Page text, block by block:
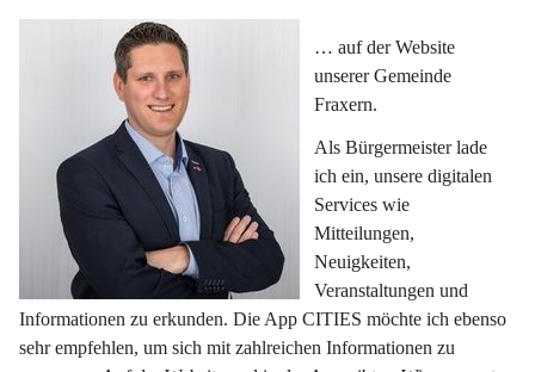
… auf der Website
unserer Gemeinde
Fraxern.
Als Bürgermeister lade
ich ein, unsere digitalen
Services wie
Mitteilungen,
Neuigkeiten,
Veranstaltungen und
Informationen zu erkunden. Die App CITIES möchte ich ebenso
sehr empfehlen, um sich mit zahlreichen Informationen zu